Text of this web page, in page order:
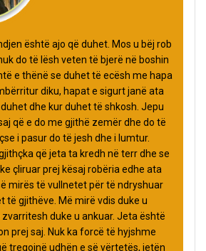
është ajo që duhet. Mos u bëj rob
do të lësh veten të bjerë në boshin
e thënë se duhet të ecësh me hapa
diku, hapat e sigurt janë ata
dhe kur duhet të shkosh. Jepu
që e do me gjithë zemër dhe do të
i pasur do të jesh dhe i lumtur.
që jeta ta kredh në terr dhe se
çliruar prej kësaj robëria edhe ata
mirës të vullnetet për të ndryshuar
të gjithëve. Më mirë vdis duke u
duke u ankuar. Jeta është
prej saj. Nuk ka forcë të hyjshme
tregojnë udhën e së vërtetës, jetën